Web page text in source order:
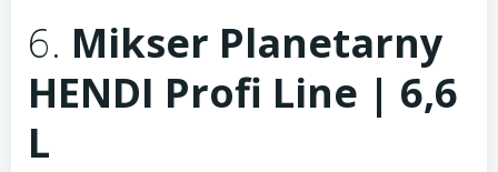
6. Mikser Planetarny
HENDI Profi Line | 6,6
L